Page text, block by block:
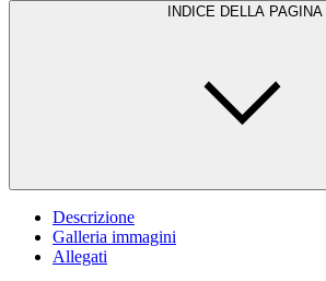
INDICE DELLA PAGINA
Descrizione
Galleria immagini
Allegati